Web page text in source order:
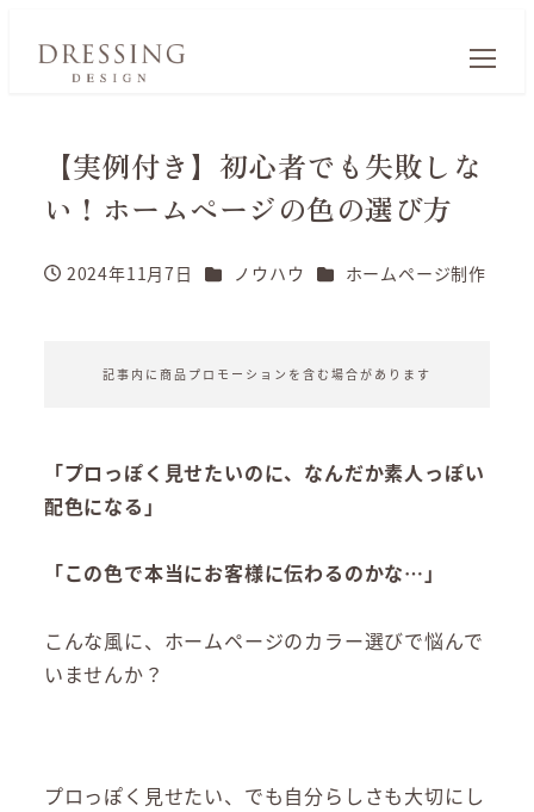
【実例付き】初心者でも失敗しな
い！ホームページの色の選び方
投稿日
2024年11月7日 カテゴリー
ノウハウ カテゴリー
ホームページ制作
記事内に商品プロモーションを含む場合があります
「プロっぽく見せたいのに、なんだか素人っぽい
配色になる」
「この色で本当にお客様に伝わるのかな…」
こんな風に、ホームページのカラー選びで悩んで
いませんか？
プロっぽく見せたい、でも自分らしさも大切にし